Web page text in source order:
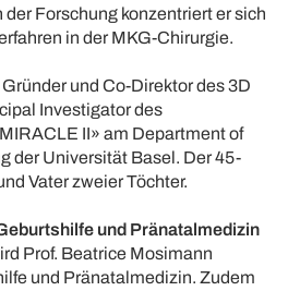
Forschung konzentriert er sich
in der MKG-Chirurgie.
und Co-Direktor des 3D
Investigator des
II» am Department of
der Universität Basel. Der 45-
Vater zweier Töchter.
und Pränatalmedizin
Prof. Beatrice Mosimann
und Pränatalmedizin. Zudem